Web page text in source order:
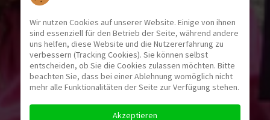
Wir nutzen Cookies auf unserer Website. Einige von ihnen
sind essenziell für den Betrieb der Seite, während andere
uns helfen, diese Website und die Nutzererfahrung zu
verbessern (Tracking Cookies). Sie können selbst
entscheiden, ob Sie die Cookies zulassen möchten. Bitte
beachten Sie, dass bei einer Ablehnung womöglich nicht
mehr alle Funktionalitäten der Seite zur Verfügung stehen.
Akzeptieren